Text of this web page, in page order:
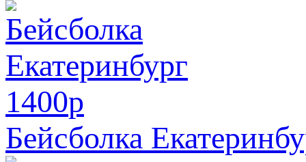
1400p
Бейсболка